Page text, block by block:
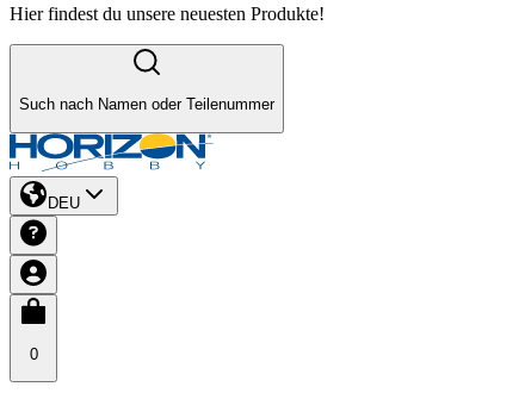
Hier findest du unsere neuesten Produkte!
Such nach Namen oder Teilenummer
DEU
0